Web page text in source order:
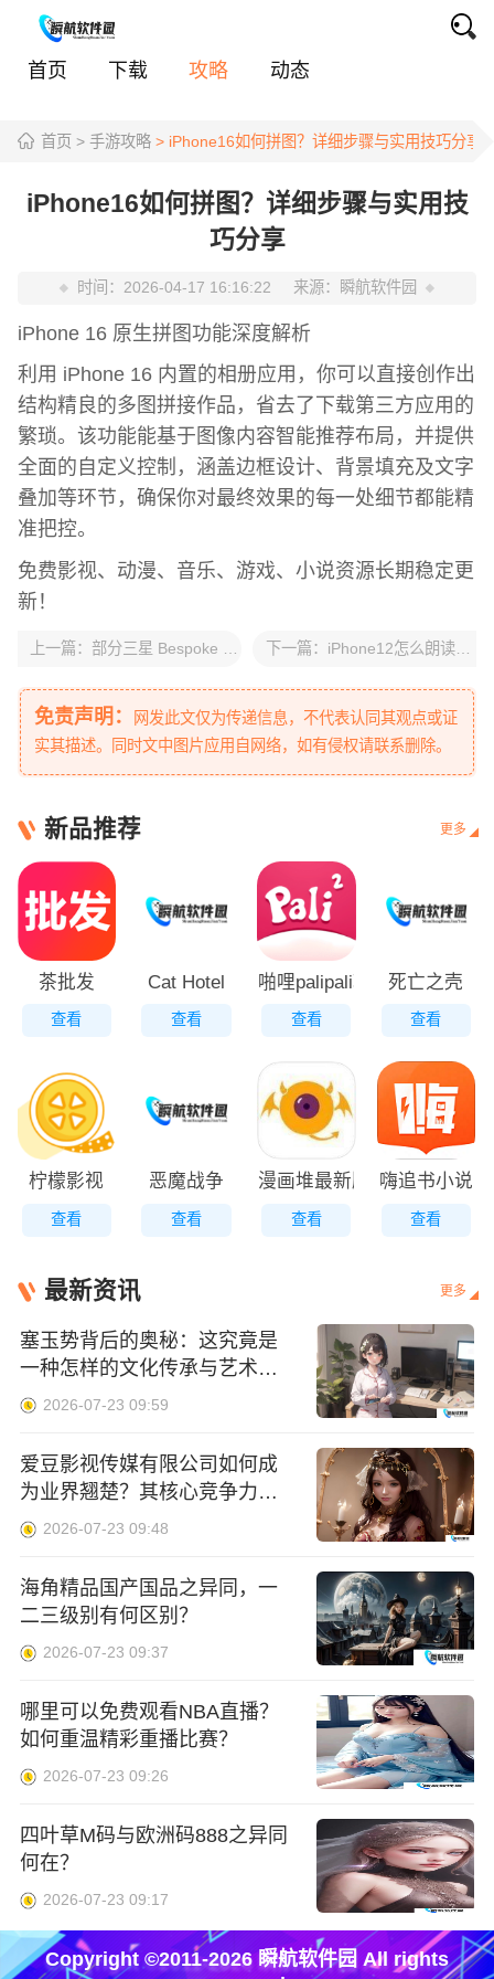
首页 下载 攻略 动态
首页 > 手游攻略 > iPhone16如何拼图？详细步骤与实用技巧分享
iPhone16如何拼图？详细步骤与实用技
巧分享
时间： 2026-04-17 16:16:22 来源： 瞬航软件园
iPhone 16 原生拼图功能深度解析
利用 iPhone 16 内置的相册应用，你可以直接创作出
结构精良的多图拼接作品，省去了下载第三方应用的
繁琐。该功能能基于图像内容智能推荐布局，并提供
全面的自定义控制，涵盖边框设计、背景填充及文字
叠加等环节，确保你对最终效果的每一处细节都能精
准把控。
免费影视、动漫、音乐、游戏、小说资源长期稳定更
新！
上一篇： 部分三星 Bespoke 洗烘一体机出现故障，海外用户更新软件后无法洗衣服 下一篇： iPhone12怎么朗读屏幕文字？详细操作教程
免责声明：
网发此文仅为传递信息，不代表认同其观点或证
实其描述。同时文中图片应用自网络，如有侵权请联系删除。
新品推荐 更多
茶批发
查看
Cat Hotel
查看
啪哩palipali轻量版
查看
死亡之壳
查看
柠檬影视
查看
恶魔战争
查看
漫画堆最新版
查看
嗨追书小说
查看
最新资讯 更多
塞玉势背后的奥秘：这究竟是
一种怎样的文化传承与艺术表
达？2026-07-23 09:59
爱豆影视传媒有限公司如何成
为业界翘楚？其核心竞争力何
在？2026-07-23 09:48
海角精品国产国品之异同，一
二三级别有何区别？
2026-07-23 09:37
哪里可以免费观看NBA直播？
如何重温精彩重播比赛？
2026-07-23 09:26
四叶草M码与欧洲码888之异同
何在？
2026-07-23 09:17
Copyright ©2011-2026 瞬航软件园 All rights